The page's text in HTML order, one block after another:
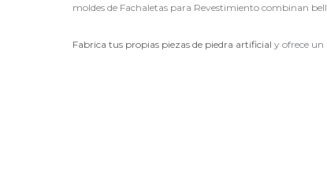
moldes de Fachaletas para Revestimiento combinan
Fabrica tus propias piezas de piedra artificial y ofrece un